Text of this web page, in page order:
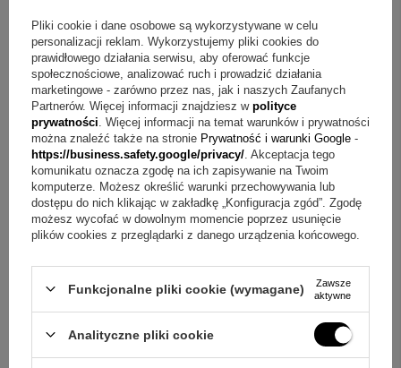
Q&A w skrócie o skarbonce bucik z grawerem
ytanie:Jak wykonywany jest grawer na tej skarbonce?
Odpowiedź:Grawer umieszczany jest na przedniej części
bucika, dzięki czemu pamiątka zyskuje indywidualny
charakter.
ytanie:Jak dobrać treść grawerunku do okazji?
Odpowiedź:Wybierz krótki napis pasujący do chrztu lub
roczku, aby podkreślić znaczenie wydarzenia.
ytanie:Z czego wykonana jest skarbonka różowy bucik?
Odpowiedź:Skarbonka powstała z posrebrzanego metalu i
masy perłowej oraz została zabezpieczona lakierem
ochronnym.
Pliki cookie i dane osobowe są wykorzystywane w celu
personalizacji reklam. Wykorzystujemy pliki cookies do
prawidłowego działania serwisu, aby oferować funkcje
społecznościowe, analizować ruch i prowadzić działania
marketingowe - zarówno przez nas, jak i naszych Zaufanych
Partnerów. Więcej informacji znajdziesz w polityce
prywatności . Więcej informacji na temat warunków i prywatności
można znaleźć także na stronie Prywatność i warunki Google -
https://business.safety.google/privacy/ . Akceptacja tego
komunikatu oznacza zgodę na ich zapisywanie na Twoim
komputerze. Możesz określić warunki przechowywania lub
dostępu do nich klikając w zakładkę „Konfiguracja zgód”. Zgodę
możesz wycofać w dowolnym momencie poprzez usunięcie
plików cookies z przeglądarki z danego urządzenia końcowego.
Funkcjonalne pliki cookie (wymagane)
Zawsze
aktywne
Analityczne pliki cookie